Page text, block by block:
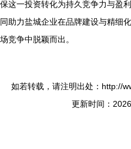
保这一投资转化为持久竞争力与盈
同助力盐城企业在品牌建设与精细
场竞争中脱颖而出。
如若转载，请注明出处：http://
更新时间：